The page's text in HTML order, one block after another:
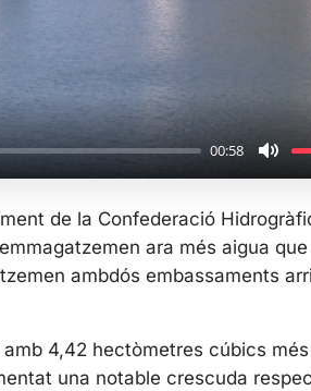
00:58
M
t
e
de la Confederació
ara més aigua
ambdós embassaments
4,42 hectòmetres cúbics més
una notable crescuda